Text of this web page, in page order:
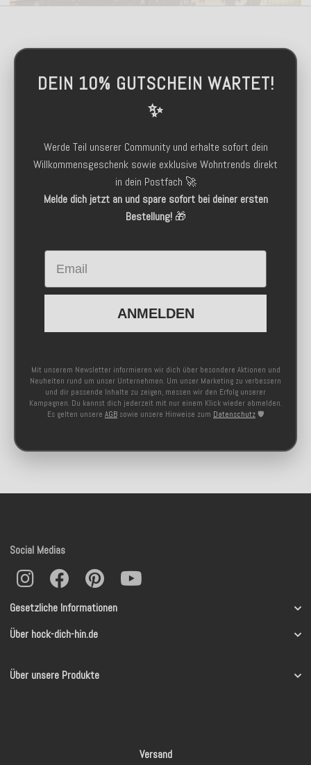
DEIN 10% GUTSCHEIN WARTET!
✨
Werde Teil unserer Community und erhalte sofort dein
Willkommensgeschenk sowie exklusive Wohntrends direkt
in dein Postfach 🚀
Melde dich jetzt an und spare sofort bei deiner ersten
Bestellung!🎁
Email
ANMELDEN
Mit unserem Newsletter informieren wir dich über besondere Aktionen und
Neuheiten rund um unser Unternehmen. Um unser Marketing zu verbessern
und dir passende Inhalte zu zeigen, messen wir den Erfolg unserer
Kampagnen. Du kannst dich jederzeit mit nur einem Klick wieder abmelden.
Es gelten unsere AGB sowie unsere Hinweise zum Datenschutz 🛡️
Gesetzliche Informationen
Über hock-dich-hin.de
Über unsere Produkte
Social Medias
Versand